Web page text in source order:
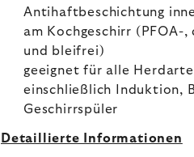
Antihaftbeschichtung
am Kochgeschirr (PFOA-,
und bleifrei)
geeignet für alle
einschließlich Induktion,
Geschirrspüler
Detaillierte Informationen